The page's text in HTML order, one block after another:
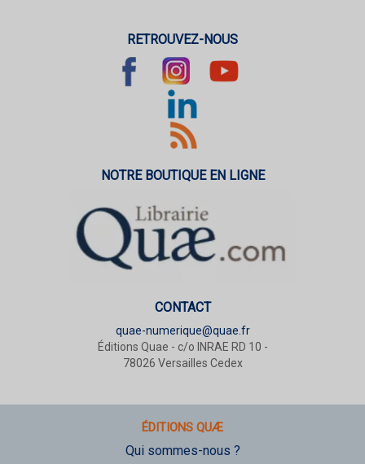
RETROUVEZ-NOUS
NOTRE BOUTIQUE EN LIGNE
CONTACT
quae-numerique@quae.fr
Éditions Quae - c/o INRAE RD 10 -
78026 Versailles Cedex
ÉDITIONS QUÆ
Qui sommes-nous ?